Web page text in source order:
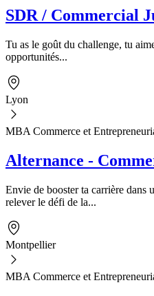
SDR / Commercial
Tu as le goût du challenge, tu
opportunités...
Lyon
MBA Commerce et
Alternance -
Envie de booster ta carrière dans
relever le défi de la...
Montpellier
MBA Commerce et